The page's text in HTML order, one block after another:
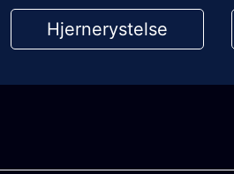
Hjernerystelse